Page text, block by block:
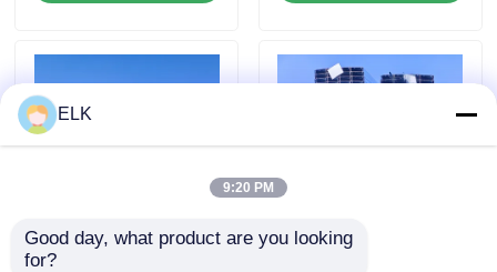
খবর
মামলা
ইস্পাত কাঠামো গুদাম
Q345B Q235B Steel
ELK
9:20 PM
Good day, what product are you looking
for?